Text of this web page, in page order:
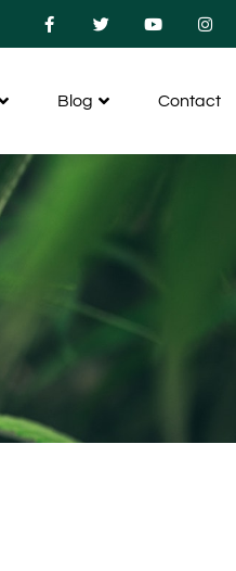
Blog Contact